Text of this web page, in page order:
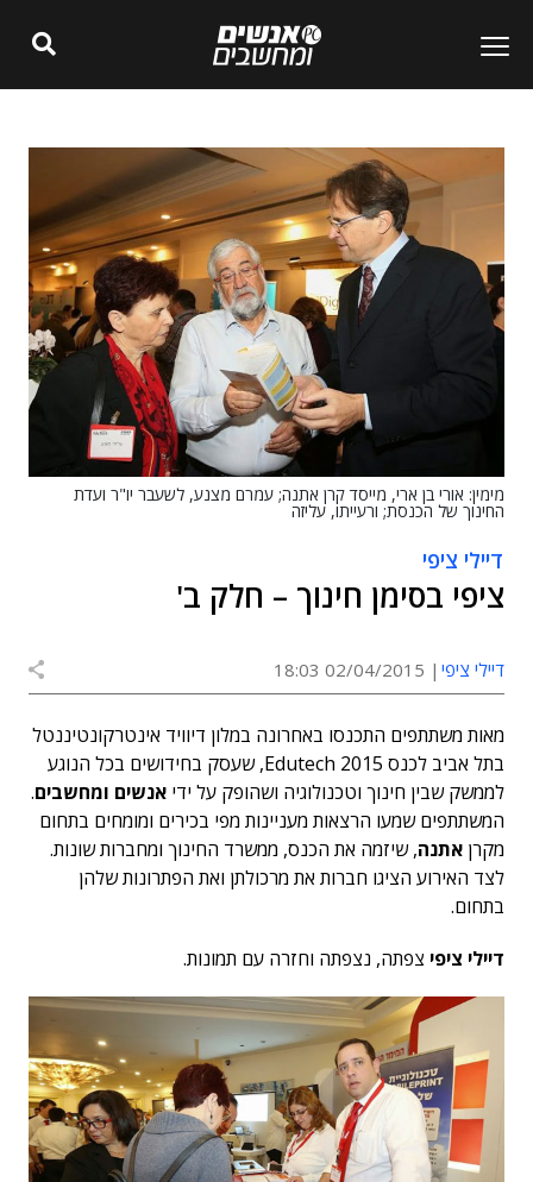
מימין: אורי בן ארי, מייסד קרן אתנה; עמרם מצנע, לשעבר יו"ר ועדת
החינוך של הכנסת; ורעייתו, עליזה
דיילי ציפי
ציפי בסימן חינוך – חלק ב'
דיילי ציפי 02/04/2015 18:03
מאות משתתפים התכנסו באחרונה במלון דיוויד אינטרקונטיננטל
בתל אביב לכנס Edutech 2015, שעסק בחידושים בכל הנוגע
לממשק שבין חינוך וטכנולוגיה ושהופק על ידי אנשים ומחשבים.
המשתתפים שמעו הרצאות מעניינות מפי בכירים ומומחים בתחום
מקרן אתנה, שיזמה את הכנס, ממשרד החינוך ומחברות שונות.
לצד האירוע הציגו חברות את מרכולתן ואת הפתרונות שלהן
בתחום.
דיילי ציפי צפתה, נצפתה וחזרה עם תמונות.